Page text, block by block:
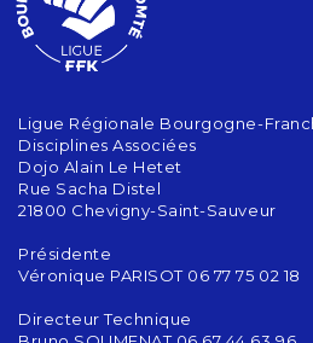
Ligue Régionale Bourgogne-
Disciplines Associées
Dojo Alain Le Hetet
Rue Sacha Distel
21800 Chevigny-Saint-Sauveur
Présidente
Véronique PARISOT 06 77 75 02 18
Directeur Technique